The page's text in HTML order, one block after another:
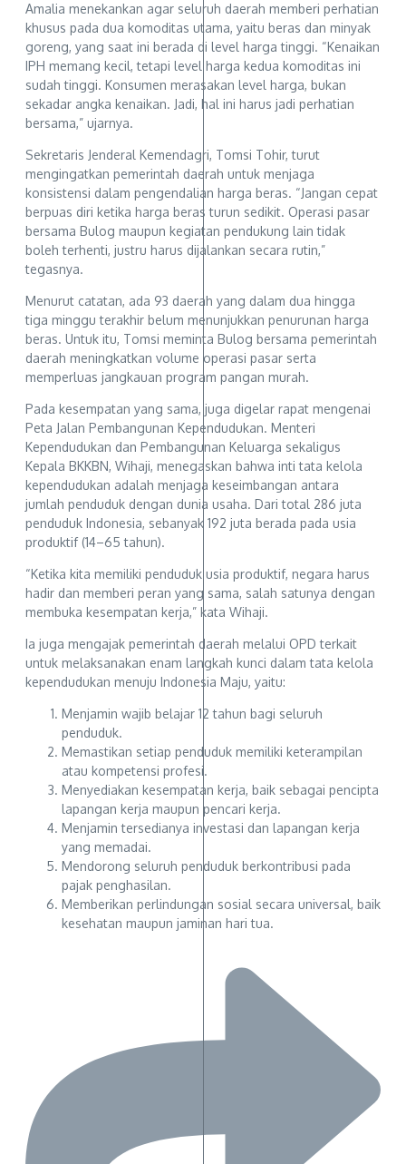
Amalia menekankan agar seluruh daerah memberi perhatian
khusus pada dua komoditas utama, yaitu beras dan minyak
goreng, yang saat ini berada di level harga tinggi. “Kenaikan
IPH memang kecil, tetapi level harga kedua komoditas ini
sudah tinggi. Konsumen merasakan level harga, bukan
sekadar angka kenaikan. Jadi, hal ini harus jadi perhatian
bersama,” ujarnya.
Sekretaris Jenderal Kemendagri, Tomsi Tohir, turut
mengingatkan pemerintah daerah untuk menjaga
konsistensi dalam pengendalian harga beras. “Jangan cepat
berpuas diri ketika harga beras turun sedikit. Operasi pasar
bersama Bulog maupun kegiatan pendukung lain tidak
boleh terhenti, justru harus dijalankan secara rutin,”
tegasnya.
Menurut catatan, ada 93 daerah yang dalam dua hingga
tiga minggu terakhir belum menunjukkan penurunan harga
beras. Untuk itu, Tomsi meminta Bulog bersama pemerintah
daerah meningkatkan volume operasi pasar serta
memperluas jangkauan program pangan murah.
Pada kesempatan yang sama, juga digelar rapat mengenai
Peta Jalan Pembangunan Kependudukan. Menteri
Kependudukan dan Pembangunan Keluarga sekaligus
Kepala BKKBN, Wihaji, menegaskan bahwa inti tata kelola
kependudukan adalah menjaga keseimbangan antara
jumlah penduduk dengan dunia usaha. Dari total 286 juta
penduduk Indonesia, sebanyak 192 juta berada pada usia
produktif (14–65 tahun).
“Ketika kita memiliki penduduk usia produktif, negara harus
hadir dan memberi peran yang sama, salah satunya dengan
membuka kesempatan kerja,” kata Wihaji.
Ia juga mengajak pemerintah daerah melalui OPD terkait
untuk melaksanakan enam langkah kunci dalam tata kelola
kependudukan menuju Indonesia Maju, yaitu:
Menjamin wajib belajar 12 tahun bagi seluruh
penduduk.
Memastikan setiap penduduk memiliki keterampilan
atau kompetensi profesi.
Menyediakan kesempatan kerja, baik sebagai pencipta
lapangan kerja maupun pencari kerja.
Menjamin tersedianya investasi dan lapangan kerja
yang memadai.
Mendorong seluruh penduduk berkontribusi pada
pajak penghasilan.
Memberikan perlindungan sosial secara universal, baik
kesehatan maupun jaminan hari tua.